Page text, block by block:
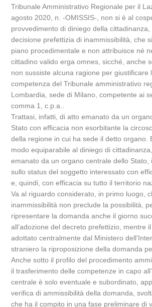
Tribunale Amministrativo Regionale per il
agosto 2020, n. -OMISSIS-, non si è al
provvedimento di diniego della cittadinanza,
decisione prefettizia di inammissibilità, che
piano procedimentale e non attribuisce né
cittadino valido erga omnes, sicché, anche
non sussiste alcuna ragione per giustificare
competenza del Tribunale amministrativo
Lombardia, sede di Milano, competente ai
comma 1, c.p.a..
Trattasi, infatti, di atto emanato da un
Stato con efficacia non esorbitante la
della regione in cui ha sede il detto organo.
modo equiparabile al diniego di
emanato da un organo centrale dello Stato,
sullo status del soggetto interessato con
e, quindi, con efficacia su tutto il territorio
Va al riguardo considerato, in primo luogo,
inammissibilità non preclude la possibilità,
ripresentare la domanda anche il giorno
all’adozione del decreto prefettizio, mentre
adottato centralmente dal Ministero
straniero la riproposizione della domanda
Anche sotto il profilo del procedimento
il trasferimento delle competenze in capo
centrale è solo eventuale e subordinato,
verifica di ammissibilità della domanda,
che ha il compito in una fase preliminare di